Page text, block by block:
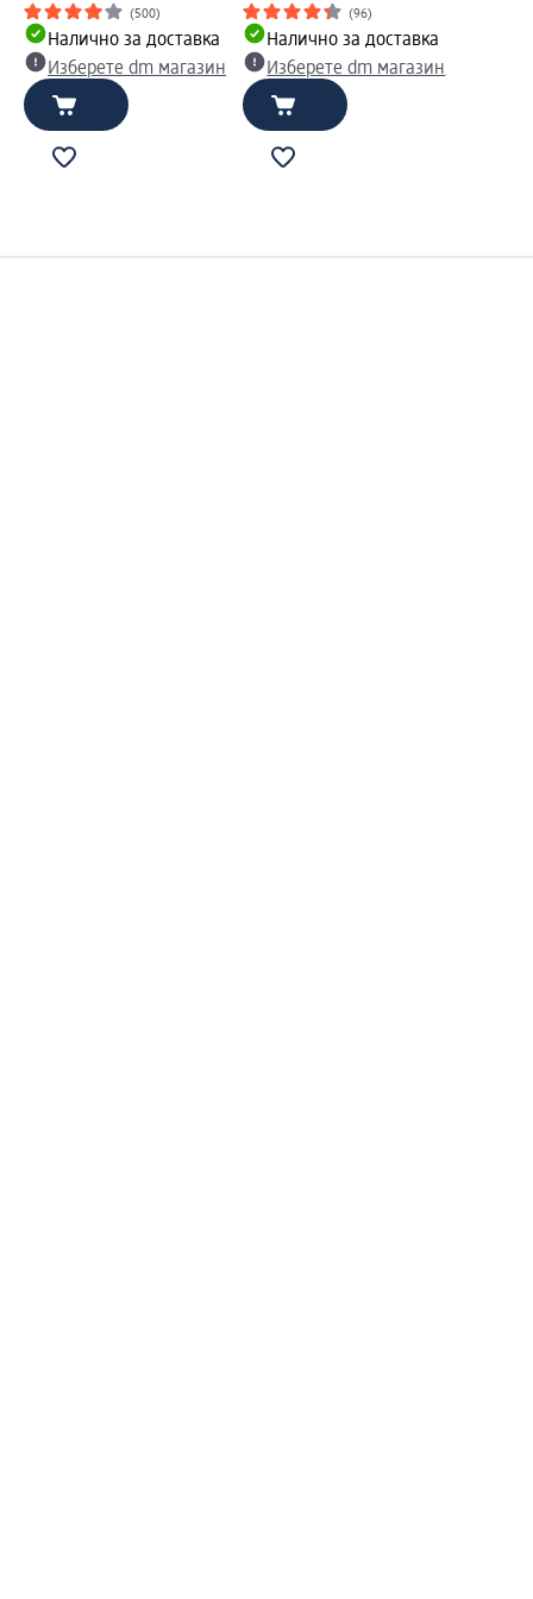
(500)
Налично за доставка
Изберете dm магазин
(96)
Налично за доставка
Изберете dm магазин